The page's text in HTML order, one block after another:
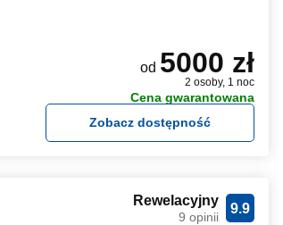
od 5000 zł
2 osoby, 1 noc
Cena gwarantowana
Zobacz dostępność
9.9
Rewelacyjny
9 opinii